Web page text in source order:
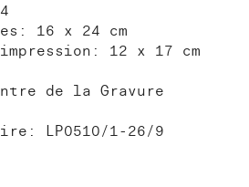
16 x 24 cm
12 x 17 cm
de la Gravure
LP0510/1-26/9